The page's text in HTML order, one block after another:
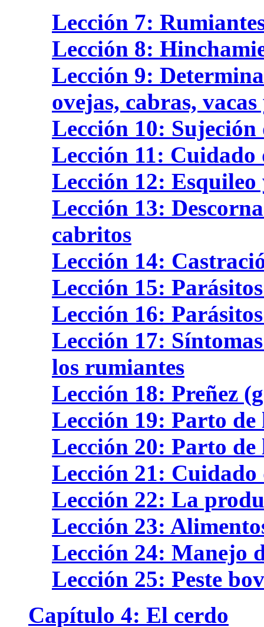
Lección 7:
Lección 8:
Lección 9:
ovejas, cabras,
Lección 10: Sujeción
Lección 11: Cuidado
Lección 12:
Lección 13:
cabritos
Lección 14:
Lección 15:
Lección 16:
Lección 17:
los rumiantes
Lección 18: Preñez
Lección 19: Parto de
Lección 20: Parto de
Lección 21: Cuidado
Lección 22: La
Lección 23:
Lección 24: Manejo
Lección 25: Peste
Capítulo 4: El cerdo